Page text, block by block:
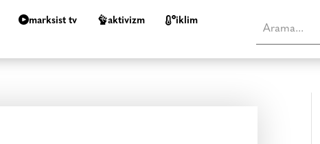
marksist tv aktivizm i̇klim